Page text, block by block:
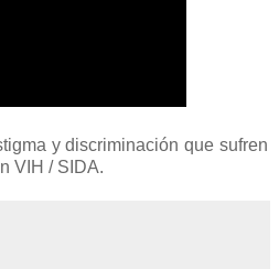
y discriminación que sufren
VIH / SIDA.